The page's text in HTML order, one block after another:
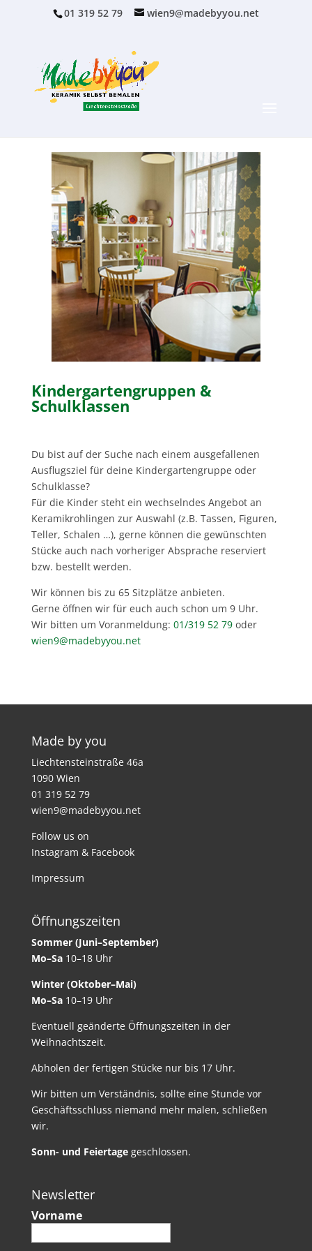
01 319 52 79 wien9@madebyyou.net
Kindergartengruppen &
Schulklassen
Du bist auf der Suche nach einem ausgefallenen
Ausflugsziel für deine Kindergartengruppe oder
Schulklasse?
Für die Kinder steht ein wechselndes Angebot an
Keramikrohlingen zur Auswahl (z.B. Tassen, Figuren,
Teller, Schalen …), gerne können die gewünschten
Stücke auch nach vorheriger Absprache reserviert
bzw. bestellt werden.
Wir können bis zu 65 Sitzplätze anbieten.
Gerne öffnen wir für euch auch schon um 9 Uhr.
Wir bitten um Voranmeldung: 01/319 52 79oder
wien9@madebyyou.net
Made by you
Liechtensteinstraße 46a
1090 Wien
01 319 52 79
wien9@madebyyou.net
Follow us on
Instagram & Facebook
Impressum
Öffnungszeiten
Sommer (Juni–September)
Mo–Sa10–18 Uhr
Winter (Oktober–Mai)
Mo–Sa10–19 Uhr
Eventuell geänderte Öffnungszeiten in der
Weihnachtszeit.
Abholen der fertigen Stücke nur bis 17 Uhr.
Wir bitten um Verständnis, sollte eine Stunde vor
Geschäftsschluss niemand mehr malen, schließen
wir.
Sonn- und Feiertagegeschlossen.
Newsletter
Vorname